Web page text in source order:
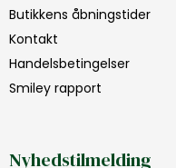
Butikkens åbningstider
Kontakt
Handelsbetingelser
Smiley rapport
Nyhedstilmelding